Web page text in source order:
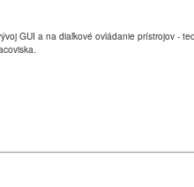
GUI a na diaľkové ovládanie prístrojov -